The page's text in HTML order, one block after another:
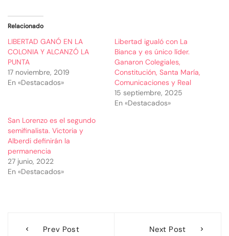
Relacionado
LIBERTAD GANÓ EN LA
COLONIA Y ALCANZÓ LA
PUNTA
17 noviembre, 2019
En «Destacados»
Libertad igualó con La
Bianca y es único líder.
Ganaron Colegiales,
Constitución, Santa María,
Comunicaciones y Real
15 septiembre, 2025
En «Destacados»
San Lorenzo es el segundo
semifinalista. Victoria y
Alberdi definirán la
permanencia
27 junio, 2022
En «Destacados»
Prev Post Next Post